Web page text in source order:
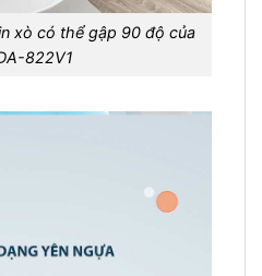
xò có thể gập 90 độ của
822V1